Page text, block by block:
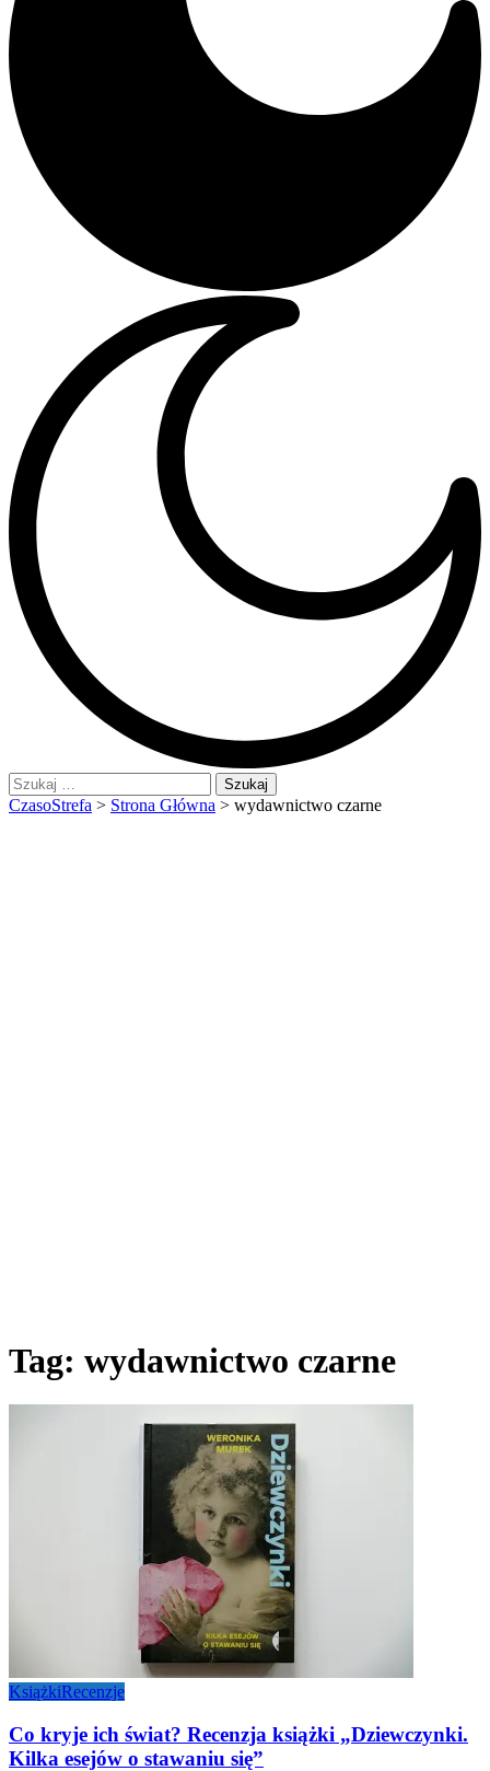
Szukaj:
CzasoStrefa > Strona Główna > wydawnictwo czarne
Tag: wydawnictwo czarne
KsiążkiRecenzje
Co kryje ich świat? Recenzja książki „Dziewczynki.
Kilka esejów o stawaniu się”